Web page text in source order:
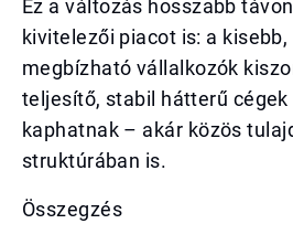
Ez a változás hosszabb
kivitelezői piacot is: a kisebb,
megbízható vállalkozók
teljesítő, stabil hátterű
kaphatnak – akár közös
struktúrában is.
Összegzés